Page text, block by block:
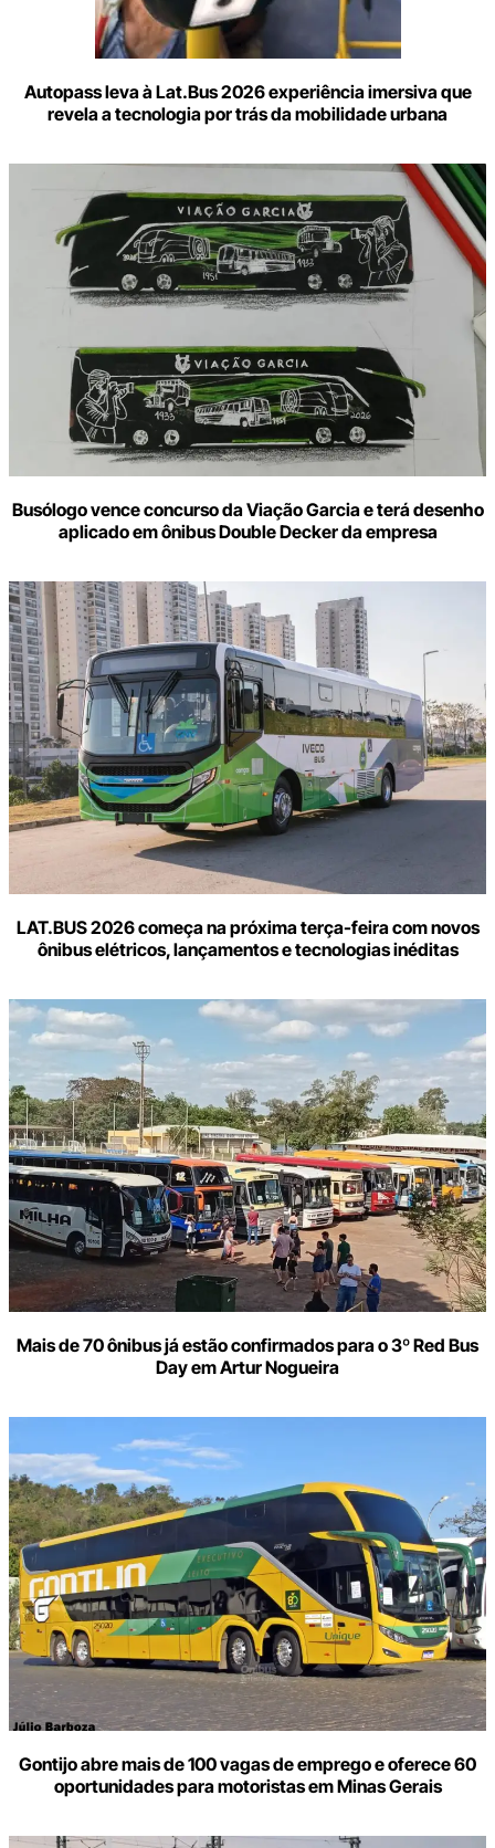
Autopass leva à Lat.Bus 2026 experiência imersiva que
revela a tecnologia por trás da mobilidade urbana
Busólogo vence concurso da Viação Garcia e terá desenho
aplicado em ônibus Double Decker da empresa
LAT.BUS 2026 começa na próxima terça-feira com novos
ônibus elétricos, lançamentos e tecnologias inéditas
Mais de 70 ônibus já estão confirmados para o 3º Red Bus
Day em Artur Nogueira
Gontijo abre mais de 100 vagas de emprego e oferece 60
oportunidades para motoristas em Minas Gerais